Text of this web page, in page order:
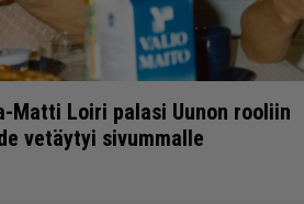
Matti Loiri palasi Uunon rooliin
vetäytyi sivummalle